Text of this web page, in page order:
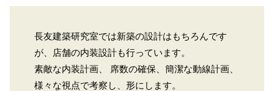
長友建築研究室では新築の設計はもちろんです
が、店舗の内装設計も行っています。
素敵な内装計画、 席数の確保、簡潔な動線計画、
様々な視点で考察し、形にします。